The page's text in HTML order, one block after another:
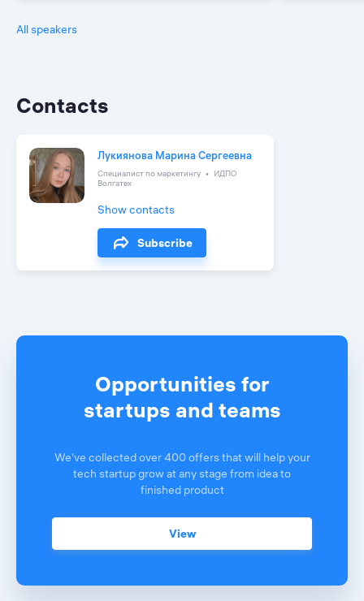
All speakers
Contacts
Лукиянова Марина Сергеевна
Специалист по маркетингу
ИДПО
Волгатех
Show contacts
Subscribe
Opportunities for
startups and teams
We've collected over 400 offers that will help your
tech startup grow at any stage from idea to
finished product
View